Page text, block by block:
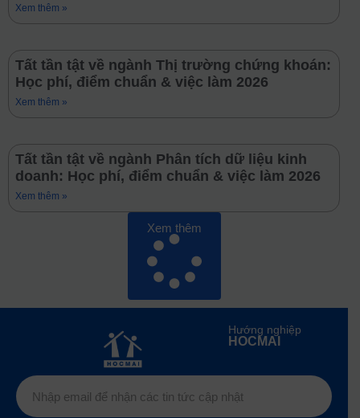
Xem thêm »
Tất tần tật về ngành Thị trường chứng khoán:
Học phí, điểm chuẩn & việc làm 2026
Xem thêm »
Tất tần tật về ngành Phân tích dữ liệu kinh
doanh: Học phí, điểm chuẩn & việc làm 2026
Xem thêm »
Xem thêm
Hướng nghiệp
HOCMAI